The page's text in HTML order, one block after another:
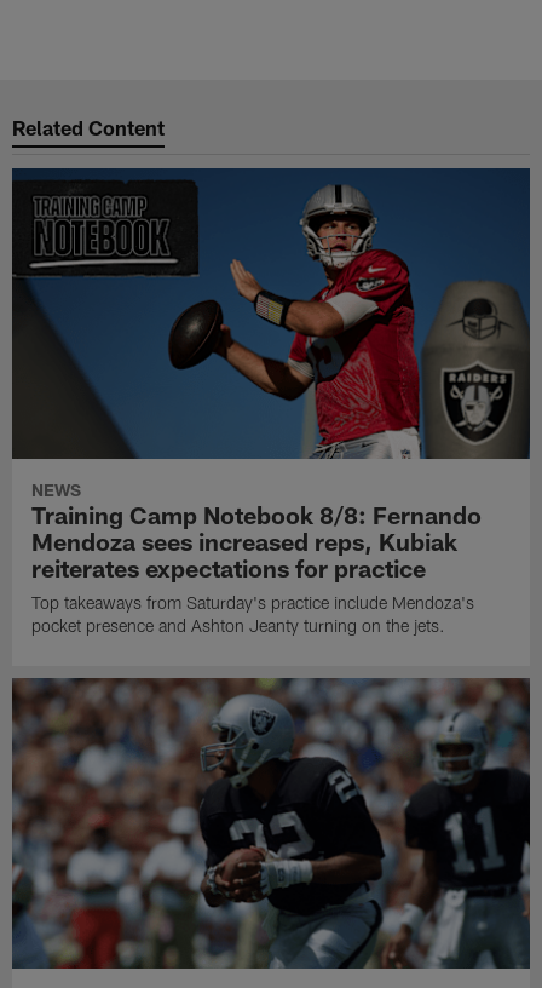
Related Content
NEWS
Training Camp Notebook 8/8: Fernando
Mendoza sees increased reps, Kubiak
reiterates expectations for practice
Top takeaways from Saturday's practice include Mendoza's
pocket presence and Ashton Jeanty turning on the jets.